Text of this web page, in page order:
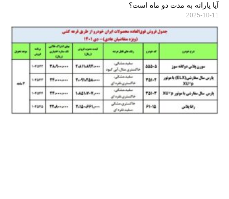
آیا یارانه به مدت دو ماه است؟
2025-10-11